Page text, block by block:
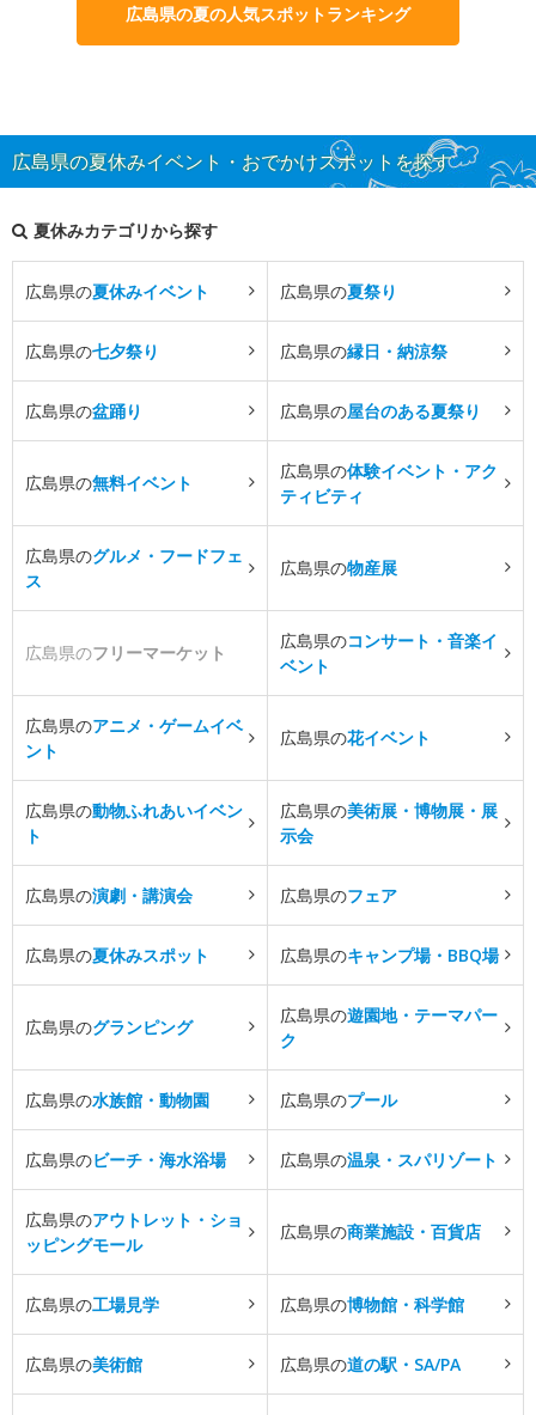
広島県の夏の人気スポットランキング
広島県の夏休みイベント・おでかけスポットを探す
夏休みカテゴリから探す
広島県の夏休みイベント 広島県の夏祭り
広島県の七夕祭り 広島県の縁日・納涼祭
広島県の盆踊り 広島県の屋台のある夏祭り
広島県の無料イベント
広島県の体験イベント・アク
ティビティ
広島県のグルメ・フードフェ
ス
広島県の物産展
広島県のフリーマーケット
広島県のコンサート・音楽イ
ベント
広島県のアニメ・ゲームイベ
ント
広島県の花イベント
広島県の動物ふれあいイベン
ト
広島県の美術展・博物展・展
示会
広島県の演劇・講演会 広島県のフェア
広島県の夏休みスポット 広島県のキャンプ場・BBQ場
広島県のグランピング
広島県の遊園地・テーマパー
ク
広島県の水族館・動物園 広島県のプール
広島県のビーチ・海水浴場 広島県の温泉・スパリゾート
広島県のアウトレット・ショ
ッピングモール
広島県の商業施設・百貨店
広島県の工場見学 広島県の博物館・科学館
広島県の美術館 広島県の道の駅・SA/PA